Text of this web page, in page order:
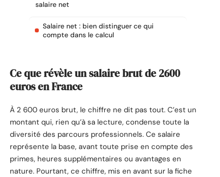
salaire net
Salaire net : bien distinguer ce qui
compte dans le calcul
Ce que révèle un salaire brut de 2600
euros en France
À 2 600 euros brut, le chiffre ne dit pas tout. C’est un
montant qui, rien qu’à sa lecture, condense toute la
diversité des parcours professionnels. Ce salaire
représente la base, avant toute prise en compte des
primes, heures supplémentaires ou avantages en
nature. Pourtant, ce chiffre, mis en avant sur la fiche